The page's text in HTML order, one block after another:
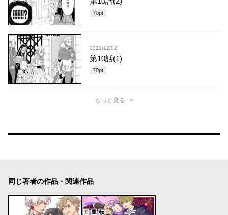
70pt
2021/12/02
第10話(1)
70pt
もっと見る
同じ著者の作品・関連作品